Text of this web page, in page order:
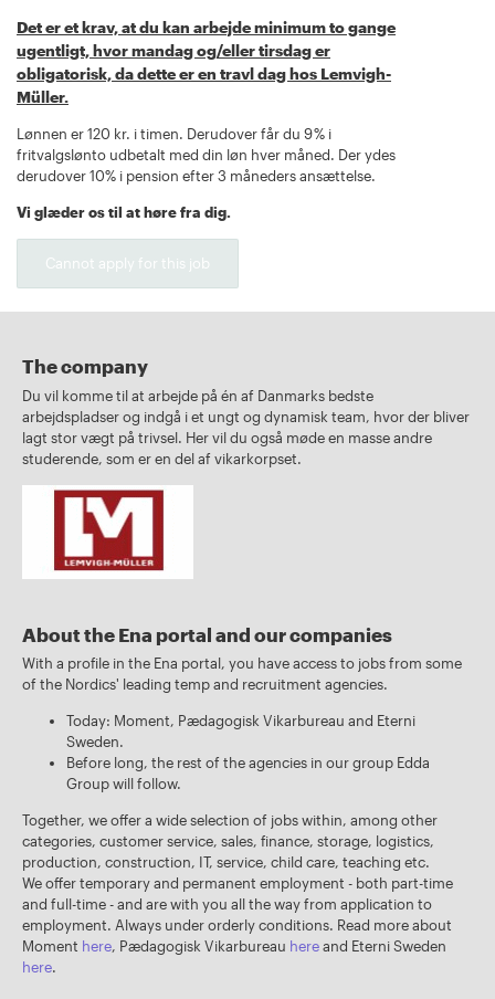
Det er et krav, at du kan arbejde minimum to gange
ugentligt, hvor mandag og/eller tirsdag er
obligatorisk, da dette er en travl dag hos Lemvigh-
Müller.
Lønnen er 120 kr. i timen. Derudover får du 9 % i
fritvalgslønto udbetalt med din løn hver måned. Der ydes
derudover 10% i pension efter 3 måneders ansættelse.
Vi glæder os til at høre fra dig.
Cannot apply for this job
The company
Du vil komme til at arbejde på én af Danmarks bedste
arbejdspladser og indgå i et ungt og dynamisk team, hvor der bliver
lagt stor vægt på trivsel. Her vil du også møde en masse andre
studerende, som er en del af vikarkorpset.
About the Ena portal and our companies
With a profile in the Ena portal, you have access to jobs from some
of the Nordics' leading temp and recruitment agencies.
Today: Moment, Pædagogisk Vikarbureau and Eterni
Sweden.
Before long, the rest of the agencies in our group Edda
Group will follow.
Together, we offer a wide selection of jobs within, among other
categories, customer service, sales, finance, storage, logistics,
production, construction, IT, service, child care, teaching etc.
We offer temporary and permanent employment - both part-time
and full-time - and are with you all the way from application to
employment. Always under orderly conditions. Read more about
Moment here, Pædagogisk Vikarbureau hereand Eterni Sweden
here.